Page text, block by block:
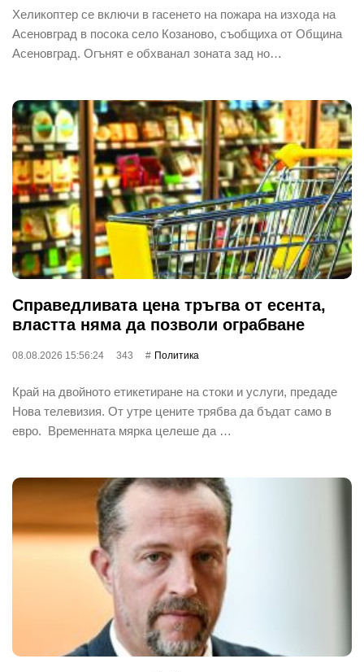
Хеликоптер се включи в гасенето на пожара на изхода на
Асеновград в посока село Козаново, съобщиха от Община
Асеновград. Огънят е обхванал зоната зад но…
Справедливата цена тръгва от есента,
властта няма да позволи ограбване
08.08.2026 15:56:24 343 Политика
Край на двойното етикетиране на стоки и услуги, предаде
Нова телевизия. От утре цените трябва да бъдат само в
евро. Временната мярка целеше да …